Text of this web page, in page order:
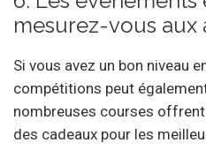
mesurez-vous aux
Si vous avez un bon niveau
compétitions peut
nombreuses courses
des cadeaux pour les